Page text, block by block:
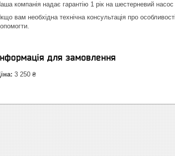
компанія надає гарантію 1 рік на шестерневий насос
вам необхідна технічна консультація про
для замовлення
3 250 ₴